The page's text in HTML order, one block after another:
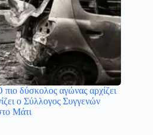
δύσκολος αγώνας αρχίζει
ο Σύλλογος Συγγενών
Μάτι